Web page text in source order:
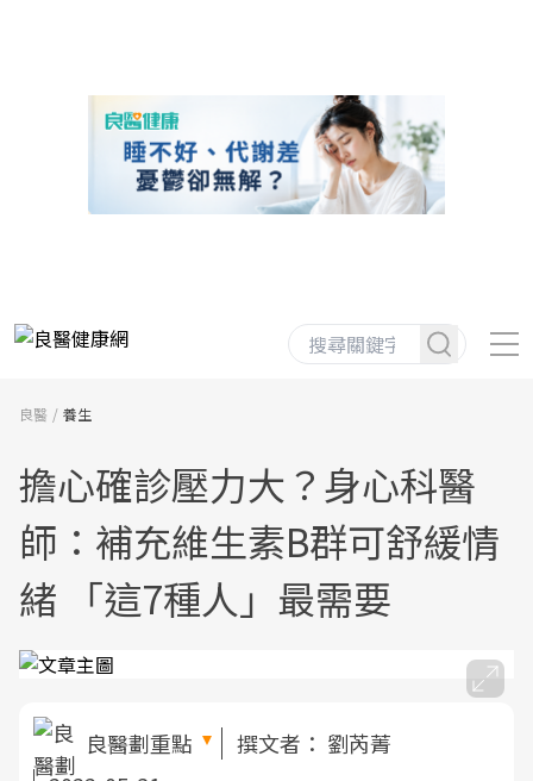
良醫 養生
擔心確診壓力大？身心科醫
師：補充維生素B群可舒緩情
緒 「這7種人」最需要
良醫劃重點 撰文者： 劉芮菁